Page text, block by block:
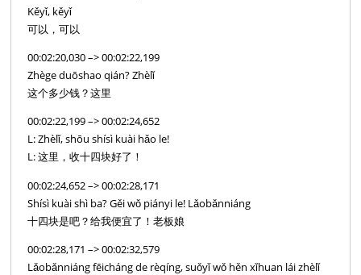
Kěyǐ, kěyǐ
可以，可以
00:02:20,030 –> 00:02:22,199
Zhège duōshao qián? Zhèlǐ
这个多少钱？这里
00:02:22,199 –> 00:02:24,652
L: Zhèlǐ, shōu shísì kuài hǎo le!
L: 这里，收十四块好了！
00:02:24,652 –> 00:02:28,171
Shísì kuài shì ba? Gěi wǒ piányi le! Lǎobǎnniáng
十四块是吧？给我便宜了！老板娘
00:02:28,171 –> 00:02:32,579
Lǎobǎnniáng fēicháng de rèqíng, suǒyǐ wǒ hěn xǐhuan lái zhèlǐ